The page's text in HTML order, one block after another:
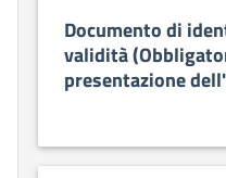
Documento di
validità
presentazione